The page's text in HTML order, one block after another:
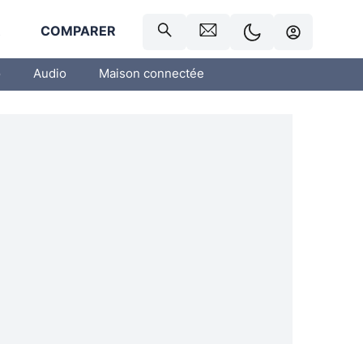
COMPARER
Audio Maison connectée